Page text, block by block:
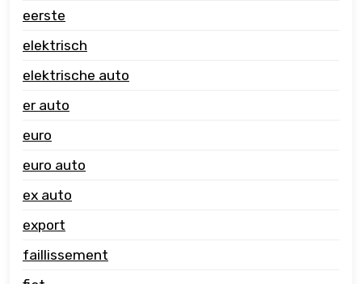
eerste
elektrisch
elektrische auto
er auto
euro
euro auto
ex auto
export
faillissement